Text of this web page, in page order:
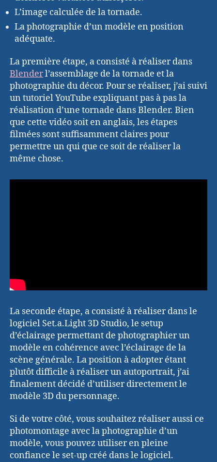
L’image calculée de la tornade.
La photographie d’un modèle en position
adéquate.
La première étape, a consisté à réaliser dans
Blenderl’assemblage de la tornade et la
photographie du décor. Pour se réaliser, j’ai suivi
un tutoriel YouTube expliquant pas à pas la
réalisation d’une tornade dans Blender. Bien
que cette vidéo soit en anglais, les étapes
filmées sont suffisamment claires pour
permettre un qui que ce soit de réaliser la
même chose.
La seconde étape, a consisté à réaliser dans le
logiciel Set.a.Light 3D Studio, le setup
d’éclairage permettant de photographier un
modèle en cohérence avec l’éclairage de la
scène générale. La position à adopter étant
plutôt difficile à réaliser un autoportrait, j’ai
finalement décidé d’utiliser directement le
modèle 3D du personnage.
Si de votre côté, vous souhaitez réaliser aussi ce
photomontage avec la photographie d’un
modèle, vous pouvez utiliser en pleine
confiance le set-up créé dans le logiciel.